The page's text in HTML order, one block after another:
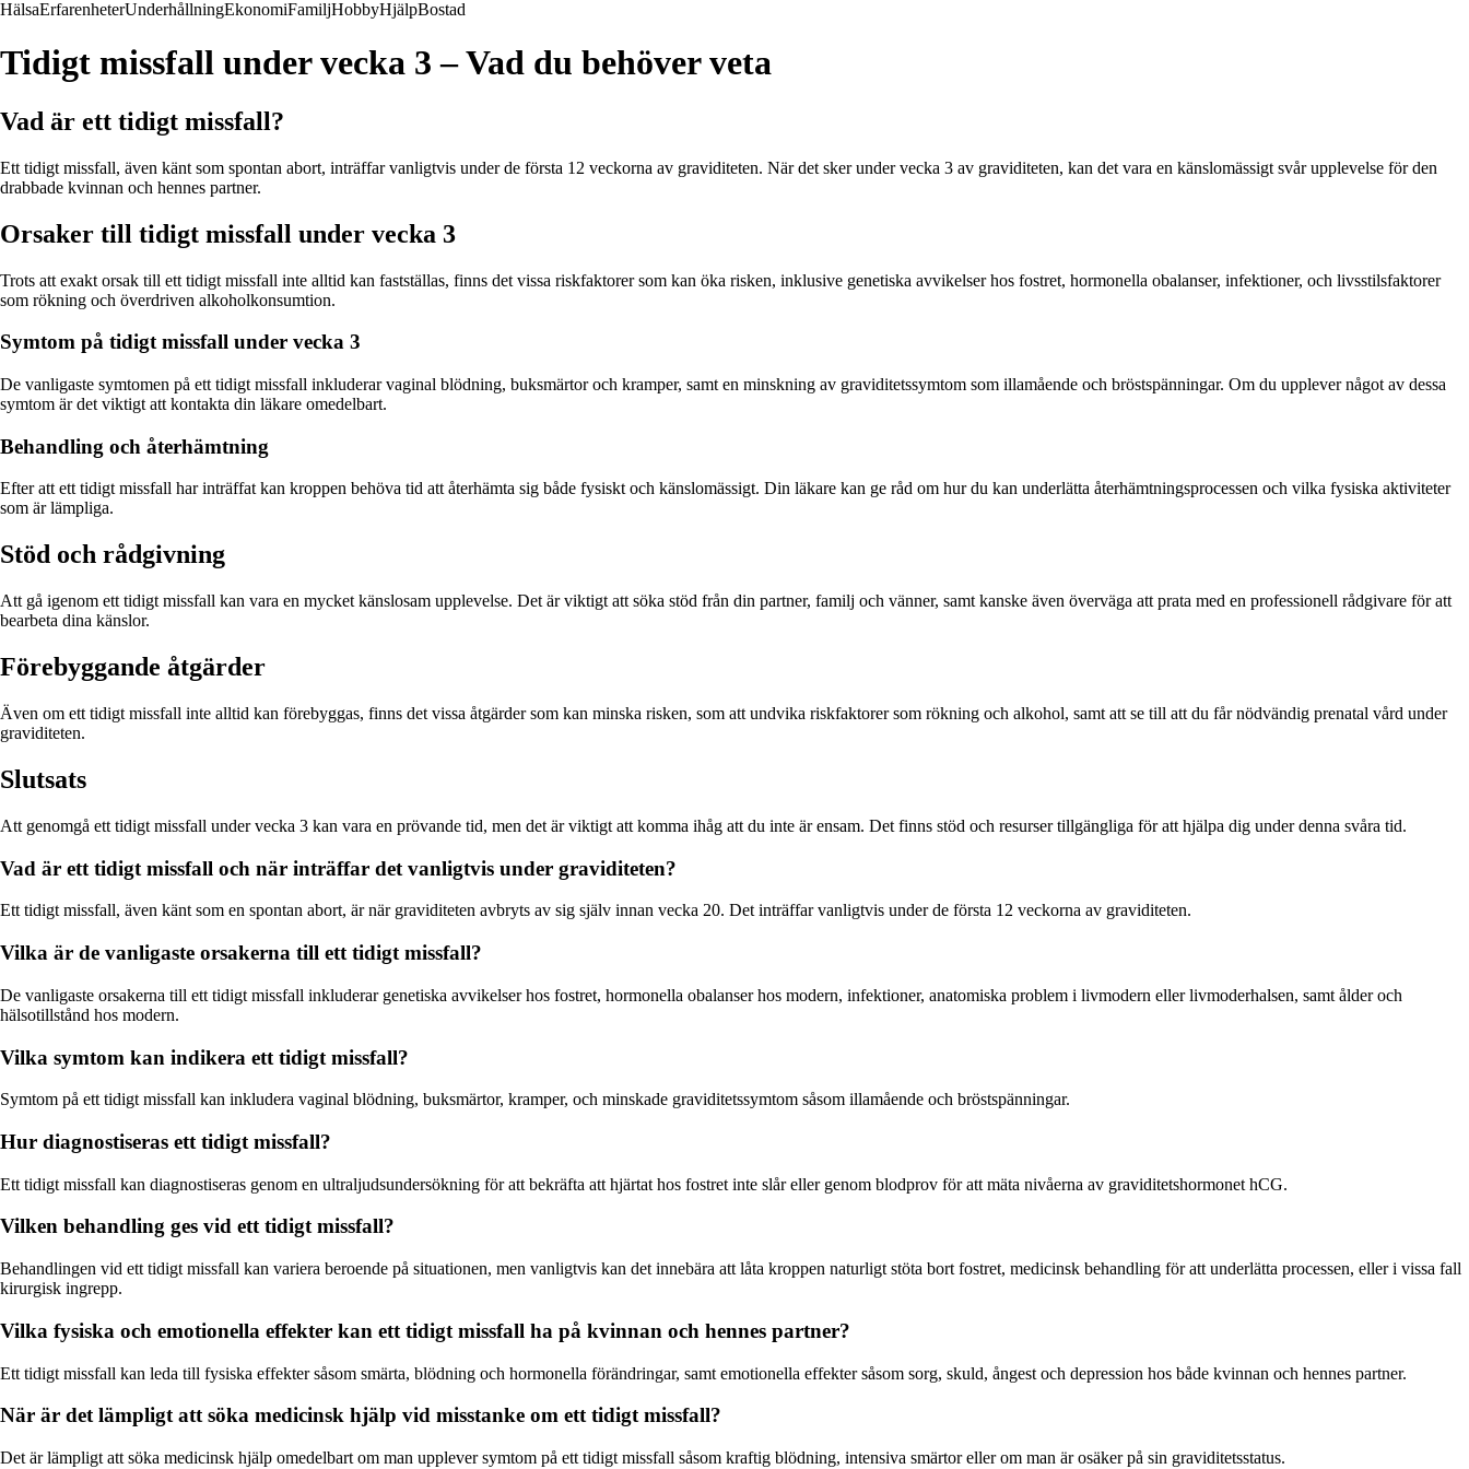
HälsaErfarenheterUnderhållningEkonomiFamiljHobbyHjälpBostad
Tidigt missfall under vecka 3 – Vad du behöver veta
Vad är ett tidigt missfall?
Ett tidigt missfall, även känt som spontan abort, inträffar vanligtvis under de första 12 veckorna av graviditeten. När det sker under vecka 3 av graviditeten, kan det vara en känslomässigt svår upplevelse för den
drabbade kvinnan och hennes partner.
Orsaker till tidigt missfall under vecka 3
Trots att exakt orsak till ett tidigt missfall inte alltid kan fastställas, finns det vissa riskfaktorer som kan öka risken, inklusive genetiska avvikelser hos fostret, hormonella obalanser, infektioner, och livsstilsfaktorer
som rökning och överdriven alkoholkonsumtion.
Symtom på tidigt missfall under vecka 3
De vanligaste symtomen på ett tidigt missfall inkluderar vaginal blödning, buksmärtor och kramper, samt en minskning av graviditetssymtom som illamående och bröstspänningar. Om du upplever något av dessa
symtom är det viktigt att kontakta din läkare omedelbart.
Behandling och återhämtning
Efter att ett tidigt missfall har inträffat kan kroppen behöva tid att återhämta sig både fysiskt och känslomässigt. Din läkare kan ge råd om hur du kan underlätta återhämtningsprocessen och vilka fysiska aktiviteter
som är lämpliga.
Stöd och rådgivning
Att gå igenom ett tidigt missfall kan vara en mycket känslosam upplevelse. Det är viktigt att söka stöd från din partner, familj och vänner, samt kanske även överväga att prata med en professionell rådgivare för att
bearbeta dina känslor.
Förebyggande åtgärder
Även om ett tidigt missfall inte alltid kan förebyggas, finns det vissa åtgärder som kan minska risken, som att undvika riskfaktorer som rökning och alkohol, samt att se till att du får nödvändig prenatal vård under
graviditeten.
Slutsats
Att genomgå ett tidigt missfall under vecka 3 kan vara en prövande tid, men det är viktigt att komma ihåg att du inte är ensam. Det finns stöd och resurser tillgängliga för att hjälpa dig under denna svåra tid.
Vad är ett tidigt missfall och när inträffar det vanligtvis under graviditeten?
Ett tidigt missfall, även känt som en spontan abort, är när graviditeten avbryts av sig själv innan vecka 20. Det inträffar vanligtvis under de första 12 veckorna av graviditeten.
Vilka är de vanligaste orsakerna till ett tidigt missfall?
De vanligaste orsakerna till ett tidigt missfall inkluderar genetiska avvikelser hos fostret, hormonella obalanser hos modern, infektioner, anatomiska problem i livmodern eller livmoderhalsen, samt ålder och
hälsotillstånd hos modern.
Vilka symtom kan indikera ett tidigt missfall?
Symtom på ett tidigt missfall kan inkludera vaginal blödning, buksmärtor, kramper, och minskade graviditetssymtom såsom illamående och bröstspänningar.
Hur diagnostiseras ett tidigt missfall?
Ett tidigt missfall kan diagnostiseras genom en ultraljudsundersökning för att bekräfta att hjärtat hos fostret inte slår eller genom blodprov för att mäta nivåerna av graviditetshormonet hCG.
Vilken behandling ges vid ett tidigt missfall?
Behandlingen vid ett tidigt missfall kan variera beroende på situationen, men vanligtvis kan det innebära att låta kroppen naturligt stöta bort fostret, medicinsk behandling för att underlätta processen, eller i vissa fall
kirurgisk ingrepp.
Vilka fysiska och emotionella effekter kan ett tidigt missfall ha på kvinnan och hennes partner?
Ett tidigt missfall kan leda till fysiska effekter såsom smärta, blödning och hormonella förändringar, samt emotionella effekter såsom sorg, skuld, ångest och depression hos både kvinnan och hennes partner.
När är det lämpligt att söka medicinsk hjälp vid misstanke om ett tidigt missfall?
Det är lämpligt att söka medicinsk hjälp omedelbart om man upplever symtom på ett tidigt missfall såsom kraftig blödning, intensiva smärtor eller om man är osäker på sin graviditetsstatus.